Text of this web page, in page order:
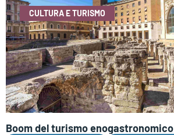
CULTURA E TURISMO
Boom del turismo enogastronomico